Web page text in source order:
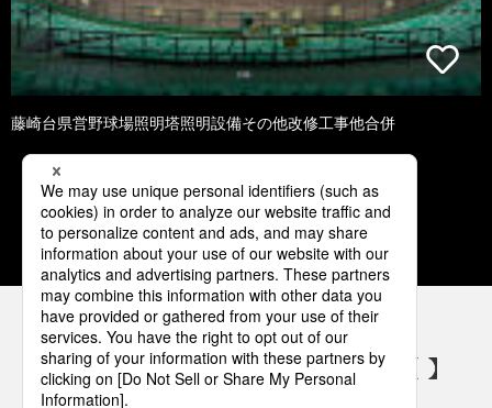
藤崎台県営野球場照明塔照明設備その他改修工事他合併
1 2 3 4 5
パナソニックの電気設備 SNSアカウント